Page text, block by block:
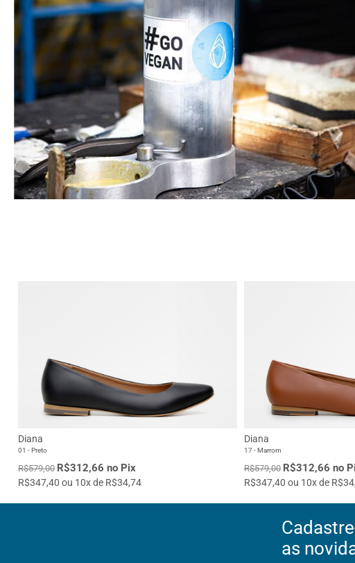
Diana
01 - Preto
R$579,00 R$312,66 no Pix
R$347,40 ou 10x de R$34,74
Diana
17 - Marrom
R$579,00 R$312,66 no
R$347,40 ou 10x de
as